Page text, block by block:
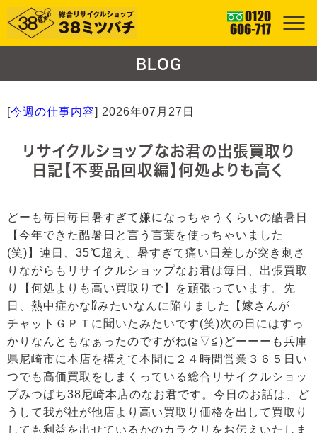
BLOG
[今週の仕事内容] 2026年07月27日
リサイクルショップなお君の出張買取り
日記【不要品回収編】何処よりも高く
どーも毎日毎日暑すぎて嫌になっちゃうくらいの酷暑日
【今年できた酷暑日と言う言葉を使っちゃいました
(笑)】連日、35℃超え、暑すぎて痛い日差しが突き刺さ
りながらもリサイクルショップなお君は毎日、出張買取
り【何処よりも高い買取りで】を頑張っています。先
日、熱中症かな⁉みたいなんに陥りました【嫁さんが
チャットＧＰＴに聞いたみたいです(笑)次の日にはすっ
かりなんともなぁったのですがね(≧▽≦)どーーーも兵庫
県尼崎市に本店を構えて本間に２４時間営業３６５日い
つでも高価買取をしまくっている総合リサイクルショッ
プみつばち38尼崎本店のなお君です。今日のお話は、ど
うして我が社が他店より高い買取り価格を出して買取り
しても利益を出せているかのカラクリをお伝えいたしま